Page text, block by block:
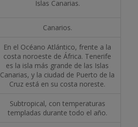
Islas Canarias.
Canarios.
En el Océano Atlántico, frente a la
costa noroeste de África. Tenerife
es la isla más grande de las Islas
Canarias, y la ciudad de Puerto de la
Cruz está en su costa noreste.
Subtropical, con temperaturas
templadas durante todo el año.